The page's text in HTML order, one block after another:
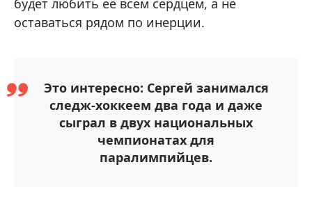
оставаться рядом по инерции.
Это интересно: Сергей занимался
следж-хоккеем два года и даже
сыграл в двух национальных
чемпионатах для
паралимпийцев.